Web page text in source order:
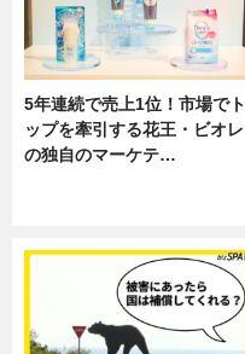
5年連続で売上1位！市場でト
ップを牽引する花王・ビオレ
の独自のマーケテ…